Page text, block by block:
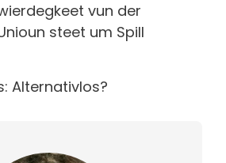
vun der
steet um Spill
Alternativlos?